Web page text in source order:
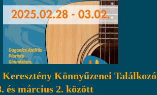
Keresztény Könnyűzenei Találkozó
és március 2. között